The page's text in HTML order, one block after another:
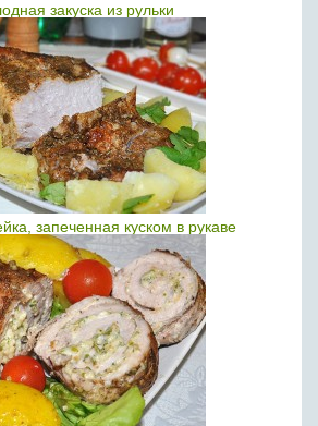
закуска из рульки
запеченная куском в рукаве